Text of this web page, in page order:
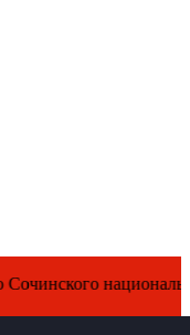
национального